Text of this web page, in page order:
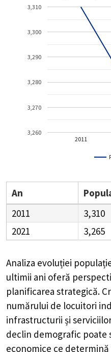
2011
3,260
3,270
3,280
3,290
3,300
3,310
An
2011
3,310
2021
3,265
Analiza evoluției
ultimii ani oferă
planificarea strategică.
numărului de locuitori
infrastructurii și
declin demografic poate
economice ce